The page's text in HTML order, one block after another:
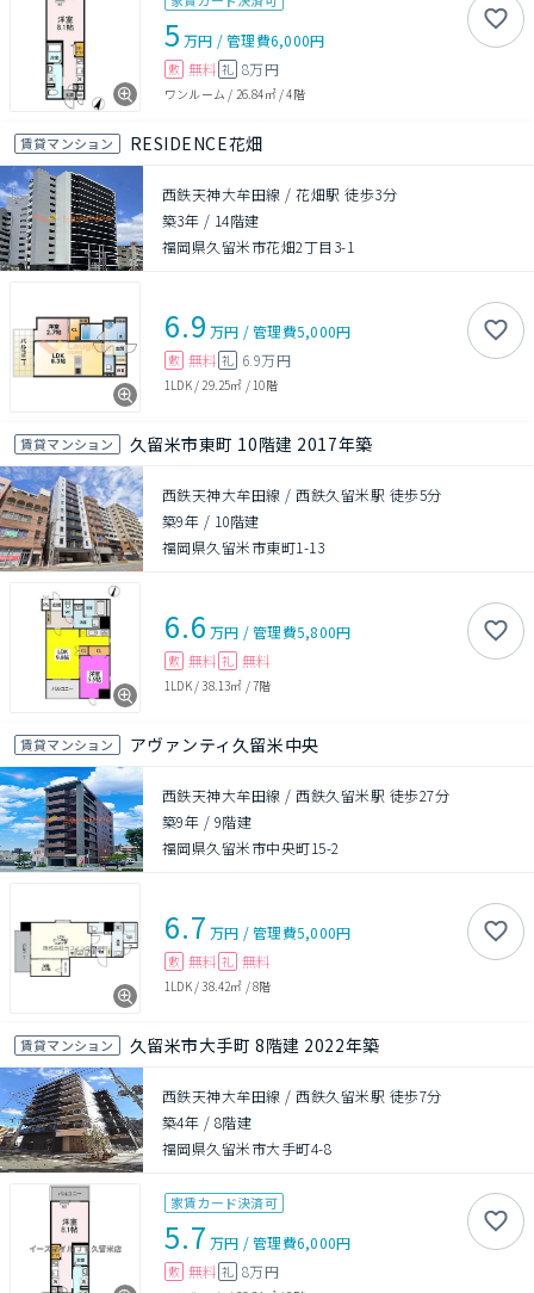
5 万円 /管理費6,000円
敷 無料 礼 8万円
ワンルーム / 26.84㎡/4階
賃貸マンション RESIDENCE花畑
西鉄天神大牟田線 / 花畑駅 徒歩3分
築3年 / 14階建
福岡県久留米市花畑2丁目3-1
6.9 万円 /管理費5,000円
敷 無料 礼 6.9万円
1LDK/ 29.25㎡ / 10階
賃貸マンション 久留米市東町 10階建 2017年築
西鉄天神大牟田線 / 西鉄久留米駅 徒歩5分
築9年 / 10階建
福岡県久留米市東町1-13
6.6 万円 /管理費5,800円
敷 無料 礼 無料
1LDK/38.13㎡ /7階
賃貸マンション アヴァンティ久留米中央
西鉄天神大牟田線 / 西鉄久留米駅 徒歩27分
築9年 / 9階建
福岡県久留米市中央町15-2
6.7 万円 /管理費5,000円
敷 無料 礼 無料
1LDK/38.42㎡ /8階
賃貸マンション 久留米市大手町 8階建 2022年築
西鉄天神大牟田線 / 西鉄久留米駅 徒歩7分
築4年 / 8階建
福岡県久留米市大手町4-8
家賃カード決済可
5.7 万円 /管理費6,000円
敷 無料 礼 8万円